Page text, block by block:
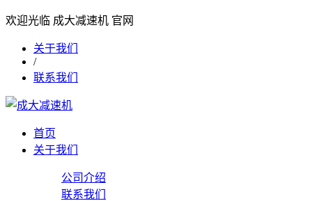
欢迎光临 成大减速机 官网
关于我们
/
联系我们
首页
关于我们
公司介绍
联系我们